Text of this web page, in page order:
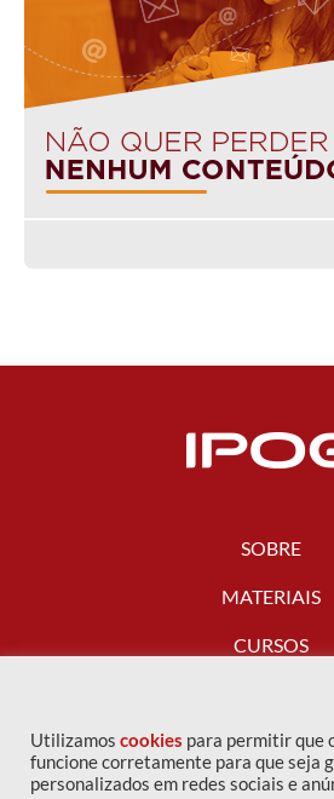
SOBRE
MATERIAIS
CURSOS
FALE
Utilizamos cookies para permitir que
funcione corretamente para que seja
personalizados em redes sociais e